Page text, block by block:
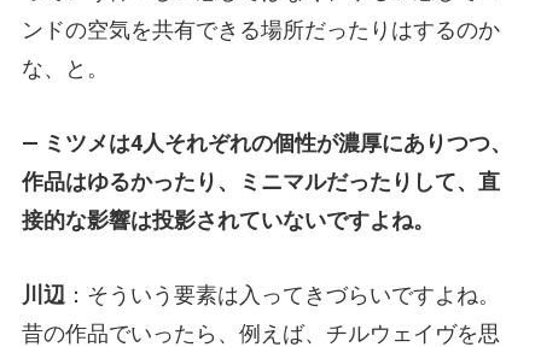
ンドの空気を共有できる場所だったりはするのか
な、と。
— ミツメは4人それぞれの個性が濃厚にありつつ、
作品はゆるかったり、ミニマルだったりして、直
接的な影響は投影されていないですよね。
川辺 ：そういう要素は入ってきづらいですよね。
昔の作品でいったら、例えば、チルウェイヴを思